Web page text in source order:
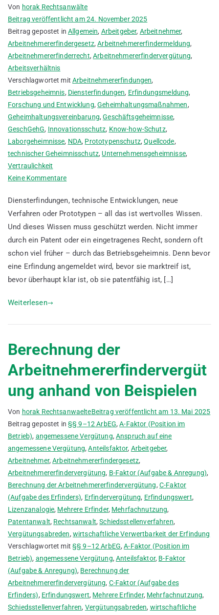
Von horak Rechtsanwälte
Beitrag veröffentlicht am24. November 2025
Beitrag gepostet inAllgemein, Arbeitgeber, Arbeitnehmer,
Arbeitnehmererfindergesetz,Arbeitnehmererfindermeldung,
Arbeitnehmererfinderrecht,Arbeitnehmererfindervergütung,
Arbeitsverhältnis
Verschlagwortet mitArbeitnehmererfindungen,
Betriebsgeheimnis, Diensterfindungen, Erfindungsmeldung,
Forschung und Entwicklung,Geheimhaltungsmaßnahmen,
Geheimhaltungsvereinbarung,Geschäftsgeheimnisse,
GeschGehG, Innovationsschutz, Know-how-Schutz,
Laborgeheimnisse, NDA, Prototypenschutz,Quellcode,
technischer Geheimnisschutz, Unternehmensgeheimnisse,
Vertraulichkeit
Keine Kommentarezu
–
der
unsichtbare
Schutzschild
für
Innovationen
im
Diensterfindungen, technische Entwicklungen, neue
Verfahren oder Prototypen – all das ist wertvolles Wissen.
Und dieses Wissen muss geschützt werden. Nicht immer
durch ein Patent oder ein eingetragenes Recht, sondern oft
schon viel früher – durch das Betriebsgeheimnis. Denn bevor
eine Erfindung angemeldet wird, bevor sie marktreif ist,
bevor überhaupt klar ist, ob sie patentfähig ist, […]
Weiterlesen
Berechnung der
Arbeitnehmererfindervergüt
ung anhand von Beispielen
Von horak RechtsanwaelteBeitrag veröffentlicht am 13. Mai 2025
Beitrag gepostet in§§ 9–12 ArbEG,A-Faktor (Position im
Betrieb), angemessene Vergütung, Anspruch auf eine
angemessene Vergütung,Anteilsfaktor, Arbeitgeber,
Arbeitnehmer,Arbeitnehmererfindergesetz,
Arbeitnehmererfindervergütung, B-Faktor (Aufgabe & Anregung),
Berechnung der Arbeitnehmererfindervergütung, C-Faktor
(Aufgabe des Erfinders), Erfindervergütung, Erfindungswert,
Lizenzanalogie, Mehrere Erfinder, Mehrfachnutzung,
Patentanwalt, Rechtsanwalt,Schiedsstellenverfahren,
Vergütungsabreden, wirtschaftliche Verwertbarkeit der Erfindung
Verschlagwortet mit§§ 9–12 ArbEG,A-Faktor (Position im
Betrieb), angemessene Vergütung, Anteilsfaktor, B-Faktor
(Aufgabe & Anregung), Berechnung der
Arbeitnehmererfindervergütung, C-Faktor (Aufgabe des
Erfinders), Erfindungswert, Mehrere Erfinder, Mehrfachnutzung,
Schiedsstellenverfahren, Vergütungsabreden, wirtschaftliche